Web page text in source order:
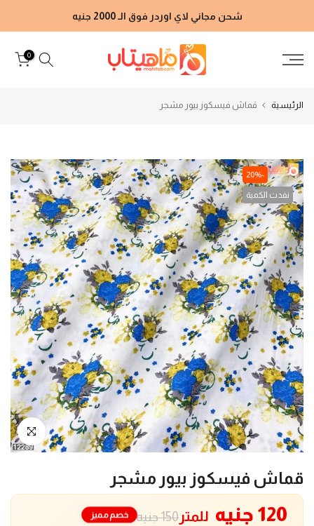
إلى
شحن مجاني لاي اوردر فوق الـ 2000 جنيه
0
الرئيسية قماش فيسكوز بيور مشجر
-20%
نفدت الكمية
انقر للتكبير
قماش فيسكوز بيور مشجر
150 جنيه 120 جنيه للمتر خصم مميز